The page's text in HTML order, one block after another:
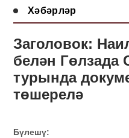
Хәбәрләр
Заголовок:
белән Гөлзада
турында
төшерелә
Бүлешү: